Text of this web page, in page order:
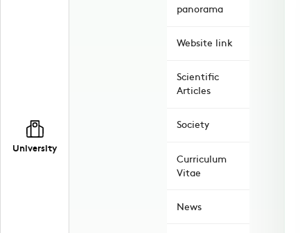
University
panorama
Website link
Scientific
Articles
Society
Curriculum
Vitae
News